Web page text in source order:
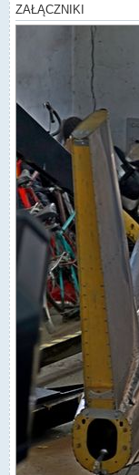
ZAŁĄCZNIKI